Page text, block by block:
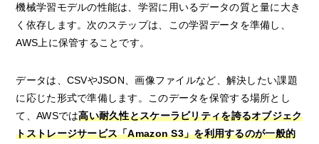
機械学習モデルの性能は、学習に用いるデータの質と量に大き
く依存します。次のステップは、この学習データを準備し、
AWS上に保管することです。
データは、CSVやJSON、画像ファイルなど、解決したい課題
に応じた形式で準備します。このデータを保管する場所とし
て、AWSでは高い耐久性とスケーラビリティを誇るオブジェク
トストレージサービス「Amazon S3」を利用するのが一般的